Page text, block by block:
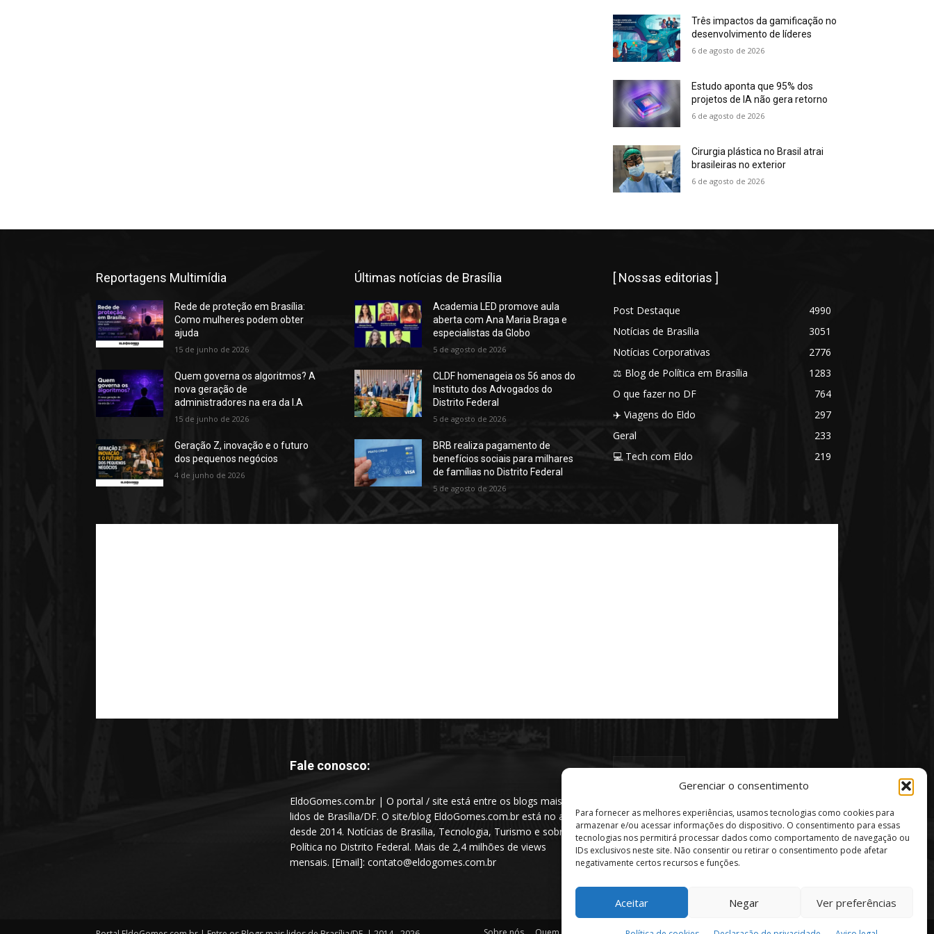
Gerenciar o consentimento
Para fornecer as melhores experiências, usamos tecnologias como cookies para
armazenar e/ou acessar informações do dispositivo. O consentimento para essas
tecnologias nos permitirá processar dados como comportamento de navegação ou
IDs exclusivos neste site. Não consentir ou retirar o consentimento pode afetar
negativamente certos recursos e funções.
Aceitar Negar Ver preferências
Três impactos da gamificação no
desenvolvimento de líderes
6 de agosto de 2026
Estudo aponta que 95% dos
projetos de IA não gera retorno
6 de agosto de 2026
Cirurgia plástica no Brasil atrai
brasileiras no exterior
6 de agosto de 2026
Reportagens Multimídia
Rede de proteção em Brasília:
Como mulheres podem obter
ajuda
15 de junho de 2026
Quem governa os algoritmos? A
nova geração de
administradores na era da I.A
15 de junho de 2026
Geração Z, inovação e o futuro
dos pequenos negócios
4 de junho de 2026
Últimas notícias de Brasília
Academia LED promove aula
aberta com Ana Maria Braga e
especialistas da Globo
5 de agosto de 2026
CLDF homenageia os 56 anos do
Instituto dos Advogados do
Distrito Federal
5 de agosto de 2026
BRB realiza pagamento de
benefícios sociais para milhares
de famílias no Distrito Federal
5 de agosto de 2026
[ Nossas editorias ]
Post Destaque
4990
Notícias de Brasília
3051
Notícias Corporativas
2776
⚖️ Blog de Política em Brasília
1283
O que fazer no DF
764
✈️ Viagens do Eldo
297
Geral
233
💻 Tech com Eldo
219
Fale conosco:
EldoGomes.com.br | O portal / site está entre os blogs mais
lidos de Brasília/DF. O site/blog EldoGomes.com.br está no ar
desde 2014. Notícias de Brasília, Tecnologia, Turismo e sobre a
Política no Distrito Federal. Mais de 2,4 milhões de views
mensais. [Email]: contato@eldogomes.com.br